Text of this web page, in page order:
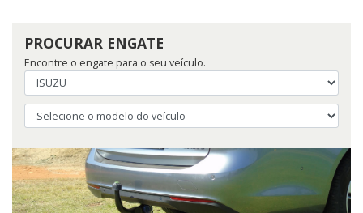
PROCURAR ENGATE
Encontre o engate para o seu veículo.